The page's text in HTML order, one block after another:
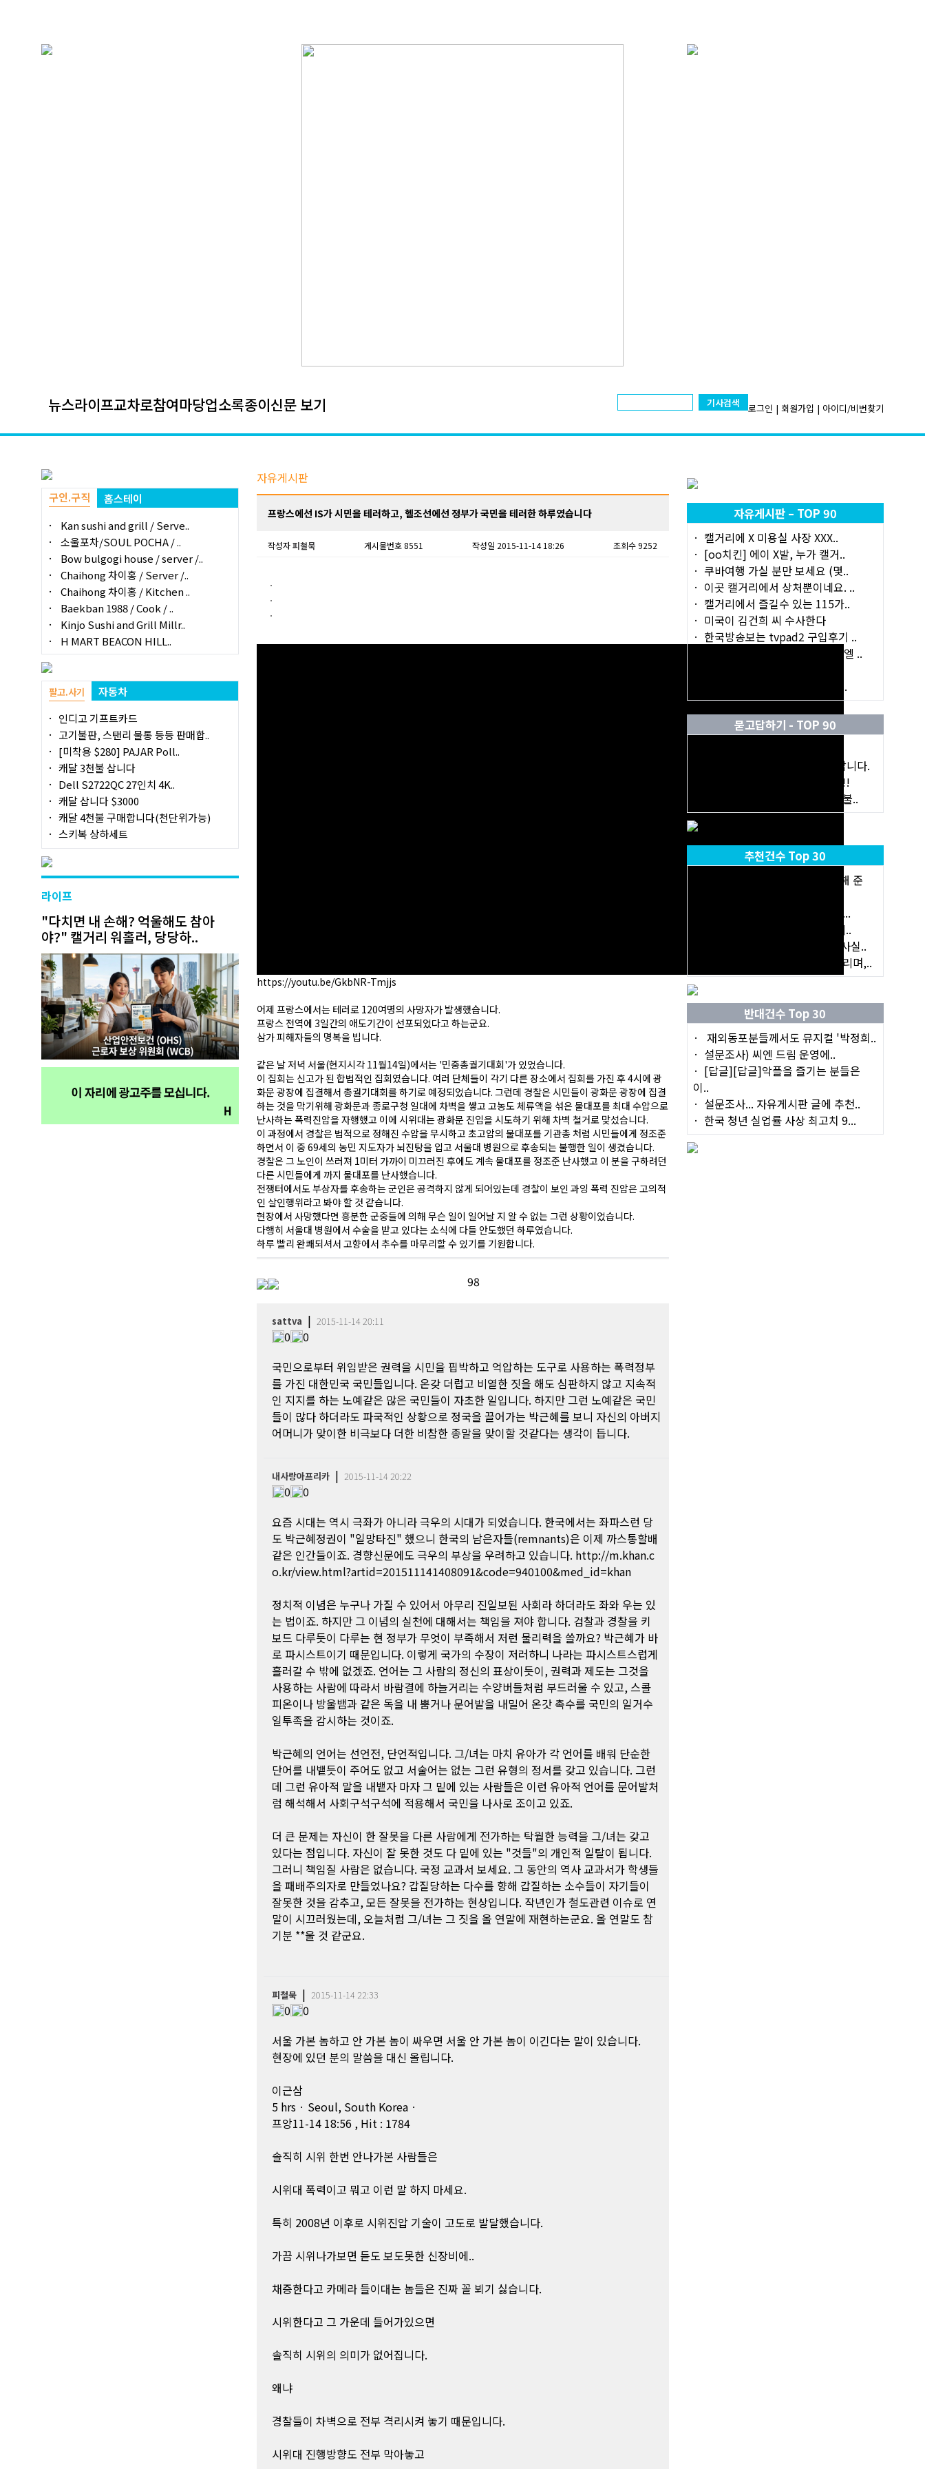
뉴스라이프교차로참여마당업소록종이신문 보기 기사검색 로그인 | 회원가입 | 아이디/비번찾기
구인.구직
홈스테이
Kan sushi and grill / Serve..
소울포차/SOUL POCHA / ..
Bow bulgogi house / server /..
Chaihong 차이홍 / Server /..
Chaihong 차이홍 / Kitchen ..
Baekban 1988 / Cook / ..
Kinjo Sushi and Grill Millr..
H MART BEACON HILL..
팔고.사기
자동차
인디고 기프트카드
고기불판, 스탠리 물통 등등 판매합..
[미착용 $280] PAJAR Poll..
캐달 3천불 삽니다
Dell S2722QC 27인치 4K..
캐달 삽니다 $3000
캐달 4천불 구매합니다(천단위가능)
스키복 상하세트
라이프
"다치면 내 손해? 억울해도 참아
야?" 캘거리 워홀러, 당당하..
자유게시판
프랑스에선 IS가 시민을 테러하고, 헬조선에선 정부가 국민을 테러한 하루였습니다
작성자피철묵 게시물번호 8551 작성일 2015-11-14 18:26 조회수 9252
https://youtu.be/GkbNR-Tmjjs
어제 프랑스에서는 테러로 120여명의 사망자가 발생했습니다.
프랑스 전역에 3일간의 애도기간이 선포되었다고 하는군요.
삼가 피해자들의 명복을 빕니다.
같은 날 저녁 서울(현지시각 11월14일)에서는 '민중총궐기대회'가 있었습니다.
이 집회는 신고가 된 합법적인 집회였습니다. 여러 단체들이 각기 다른 장소에서 집회를 가진 후 4시에 광
화문 광장에 집결해서 총궐기대회를 하기로 예정되었습니다. 그런데 경찰은 시민들이 광화문 광장에 집결
하는 것을 막기위해 광화문과 종로구청 일대에 차벽을 쌓고 고농도 체류액을 섞은 물대포를 최대 수압으로
난사하는 폭력진압을 자행했고 이에 시위대는 광화문 진입을 시도하기 위해 차벽 철거로 맞섰습니다.
이 과정에서 경찰은 법적으로 정해진 수압을 무시하고 초고압의 물대포를 기관총 처럼 시민들에게 정조준
하면서 이 중 69세의 농민 지도자가 뇌진탕을 입고 서울대 병원으로 후송되는 불행한 일이 생겼습니다.
경찰은 그 노인이 쓰러져 1미터 가까이 미끄러진 후에도 계속 물대포를 정조준 난사했고 이 분을 구하려던
다른 시민들에게 까지 물대포를 난사했습니다.
전쟁터에서도 부상자를 후송하는 군인은 공격하지 않게 되어있는데 경찰이 보인 과잉 폭력 진압은 고의적
인 살인행위라고 봐야 할 것 같습니다.
현장에서 사망했다면 흥분한 군중들에 의해 무슨 일이 일어날 지 알 수 없는 그런 상황이었습니다.
다행히 서울대 병원에서 수술을 받고 있다는 소식에 다들 안도했던 하루였습니다.
하루 빨리 완쾌되셔서 고향에서 추수를 마무리할 수 있기를 기원합니다.
98
sattva | 2015-11-14 20:11
0
0
국민으로부터 위임받은 권력을 시민을 핍박하고 억압하는 도구로 사용하는 폭력정부
를 가진 대한민국 국민들입니다. 온갖 더럽고 비열한 짓을 해도 심판하지 않고 지속적
인 지지를 하는 노예같은 많은 국민들이 자초한 일입니다. 하지만 그런 노예같은 국민
들이 많다 하더라도 파국적인 상황으로 정국을 끌어가는 박근혜를 보니 자신의 아버지
어머니가 맞이한 비극보다 더한 비참한 종말을 맞이할 것같다는 생각이 듭니다.
내사랑아프리카| 2015-11-14 20:22
0
0
요즘 시대는 역시 극좌가 아니라 극우의 시대가 되었습니다. 한국에서는 좌파스런 당
도 박근혜정권이 "일망타진" 했으니 한국의 남은자들(remnants)은 이제 까스통할배
같은 인간들이죠. 경향신문에도 극우의 부상을 우려하고 있습니다. http://m.khan.c
o.kr/view.html?artid=201511141408091&code=940100&med_id=khan
정치적 이념은 누구나 가질 수 있어서 아무리 진일보된 사회라 하더라도 좌와 우는 있
는 법이죠. 하지만 그 이념의 실천에 대해서는 책임을 져야 합니다. 검찰과 경찰을 키
보드 다루듯이 다루는 현 정부가 무엇이 부족해서 저런 물리력을 쓸까요? 박근혜가 바
로 파시스트이기 때문입니다. 이렇게 국가의 수장이 저러하니 나라는 파시스트스럽게
흘러갈 수 밖에 없겠죠. 언어는 그 사람의 정신의 표상이듯이, 권력과 제도는 그것을
사용하는 사람에 따라서 바람결에 하늘거리는 수양버들처럼 부드러울 수 있고, 스콜
피온이나 방울뱀과 같은 독을 내 뿜거나 문어발을 내밀어 온갓 촉수를 국민의 일거수
일투족을 감시하는 것이죠.
박근혜의 언어는 선언전, 단언적입니다. 그/녀는 마치 유아가 각 언어를 배워 단순한
단어를 내뱉듯이 주어도 없고 서술어는 없는 그런 유형의 정서를 갖고 있습니다. 그런
데 그런 유아적 말을 내뱉자 마자 그 밑에 있는 사람들은 이런 유아적 언어를 문어발처
럼 해석해서 사회구석구석에 적용해서 국민을 나사로 조이고 있죠.
더 큰 문제는 자신이 한 잘못을 다른 사람에게 전가하는 탁월한 능력을 그/녀는 갖고
있다는 점입니다. 자신이 잘 못한 것도 다 밑에 있는 "것들"의 개인적 일탈이 됩니다.
그러니 책임질 사람은 없습니다. 국정 교과서 보세요. 그 동안의 역사 교과서가 학생들
을 패배주의자로 만들었나요? 갑질당하는 다수를 향해 갑질하는 소수들이 자기들이
잘못한 것을 감추고, 모든 잘못을 전가하는 현상입니다. 작년인가 철도관련 이슈로 연
말이 시끄러웠는데, 오늘처럼 그/녀는 그 짓을 올 연말에 재현하는군요. 올 연말도 참
기분 **울 것 같군요.
피철묵| 2015-11-14 22:33
0
0
서울 가본 놈하고 안 가본 놈이 싸우면 서울 안 가본 놈이 이긴다는 말이 있습니다.
현장에 있던 분의 말씀을 대신 올립니다.
이근삼
5 hrs · Seoul, South Korea ·
프앙11-14 18:56 , Hit : 1784
솔직히 시위 한번 안나가본 사람들은
시위대 폭력이고 뭐고 이런 말 하지 마세요.
특히 2008년 이후로 시위진압 기술이 고도로 발달했습니다.
가끔 시위나가보면 듣도 보도못한 신장비에..
채증한다고 카메라 들이대는 놈들은 진짜 꼴 뵈기 싫습니다.
시위한다고 그 가운데 들어가있으면
솔직히 시위의 의미가 없어집니다.
왜냐
경찰들이 차벽으로 전부 격리시켜 놓기 때문입니다.
시위대 진행방향도 전부 막아놓고
자유게시판 – TOP 90
캘거리에 X 미용실 사장 XXX..
[oo치킨] 에이 X발, 누가 캘거..
쿠바여행 가실 분만 보세요 (몇..
이곳 캘거리에서 상처뿐이네요. ..
캘거리에서 즐길수 있는 115가..
미국이 김건희 씨 수사한다
한국방송보는 tvpad2 구입후기 ..
캘거리 한인장로교회의 이스라엘 ..
리얼터가 잘 안 해 주는 이야기..
묻고답하기 - TOP 90
밴쿠버에서 캘거리로 곧 이사갑니다.
070전화기가 갑자기 안됩니다!!
한국에서 캐나다로 $20~30 만불..
추천건수 Top 30
[답글][re] 취업비자를 받기위해 준
"천안함은 격침됐다" 그런데......
1980 년 대를 살고 있는 한국의..
[답글][re] 토마님: 진화론은 "사실..
[답글][re] 많은 관심에 감사드리며,..
반대건수 Top 30
재외동포분들께서도 뮤지컬 '박정희..
설문조사) 씨엔 드림 운영에..
[답글][답글]악플을 즐기는 분들은
이..
설문조사... 자유게시판 글에 추천..
한국 청년 실업률 사상 최고치 9...